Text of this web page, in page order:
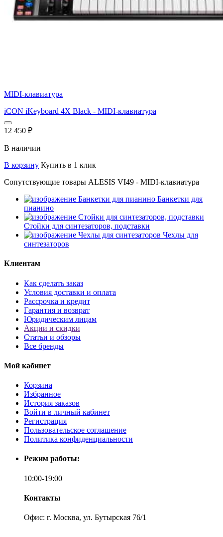
MIDI-клавиатура
iCON iKeyboard 4X Black - MIDI-клавиатура
12 450 ₽
В наличии
В корзину Купить в 1 клик
Сопутствующие товары ALESIS VI49 - MIDI-клавиатура
Банкетки для
пианино
Стойки для синтезаторов, подставки
Чехлы для
синтезаторов
Клиентам
Как сделать заказ
Условия доставки и оплата
Рассрочка и кредит
Гарантия и возврат
Юридическим лицам
Акции и скидки
Статьи и обзоры
Все бренды
Мой кабинет
Корзина
Избранное
История заказов
Войти в личный кабинет
Регистрация
Пользовательское соглашение
Политика конфиденциальности
Режим работы:
10:00-19:00
Контакты
Офис: г. Москва, ул. Бутырская 76/1